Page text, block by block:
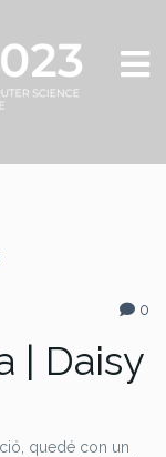
0
| Daisy
quedé con un